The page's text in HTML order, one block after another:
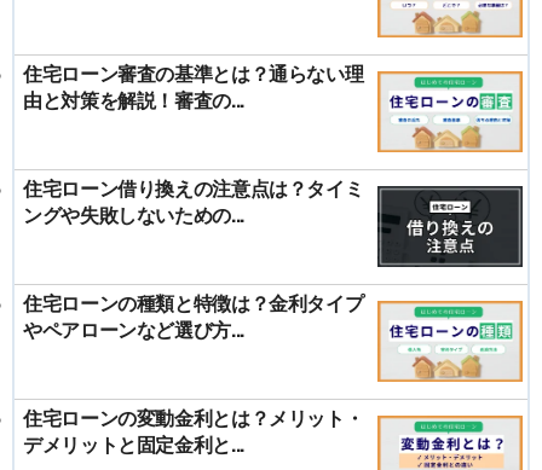
住宅ローン審査の基準とは？通らない理
由と対策を解説！審査の...
住宅ローン借り換えの注意点は？タイミ
ングや失敗しないための...
住宅ローンの種類と特徴は？金利タイプ
やペアローンなど選び方...
住宅ローンの変動金利とは？メリット・
デメリットと固定金利と...